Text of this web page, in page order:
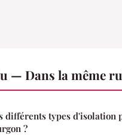
— Dans la même
différents types d'isolation
?